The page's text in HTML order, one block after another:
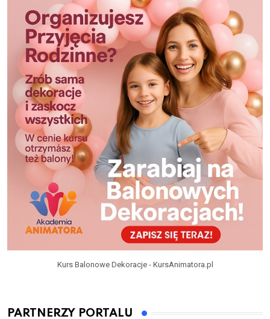
Kurs Balonowe Dekoracje - KursAnimatora.pl
PARTNERZY PORTALU